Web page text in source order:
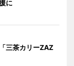
に
三茶カリーZAZ